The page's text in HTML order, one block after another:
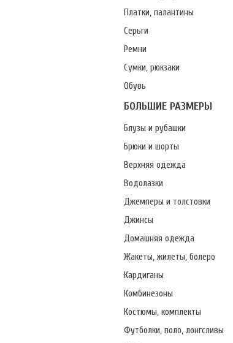
Платки, палантины
Серьги
Ремни
Сумки, рюкзаки
Обувь
БОЛЬШИЕ РАЗМЕРЫ
Блузы и рубашки
Брюки и шорты
Верхняя одежда
Водолазки
Джемперы и толстовки
Джинсы
Домашняя одежда
Жакеты, жилеты, болеро
Кардиганы
Комбинезоны
Костюмы, комплекты
Футболки, поло, лонгсливы